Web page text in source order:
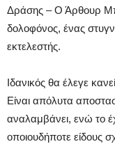
Δράσης – Ο Άρθουρ
δολοφόνος, ένας
εκτελεστής.
Ιδανικός θα έλεγε
Είναι απόλυτα
αναλαμβάνει, ενώ το
οποιουδήποτε είδους